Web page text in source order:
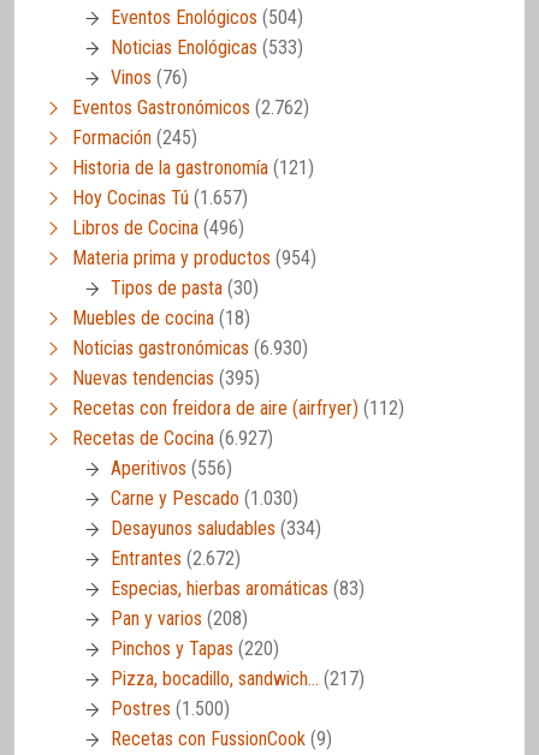
Eventos Enológicos (504)
Noticias Enológicas (533)
Vinos (76)
Eventos Gastronómicos (2.762)
Formación (245)
Historia de la gastronomía (121)
Hoy Cocinas Tú (1.657)
Libros de Cocina (496)
Materia prima y productos (954)
Tipos de pasta (30)
Muebles de cocina (18)
Noticias gastronómicas (6.930)
Nuevas tendencias (395)
Recetas con freidora de aire (airfryer) (112)
Recetas de Cocina (6.927)
Aperitivos (556)
Carne y Pescado (1.030)
Desayunos saludables (334)
Entrantes (2.672)
Especias, hierbas aromáticas (83)
Pan y varios (208)
Pinchos y Tapas (220)
Pizza, bocadillo, sandwich… (217)
Postres (1.500)
Recetas con FussionCook (9)